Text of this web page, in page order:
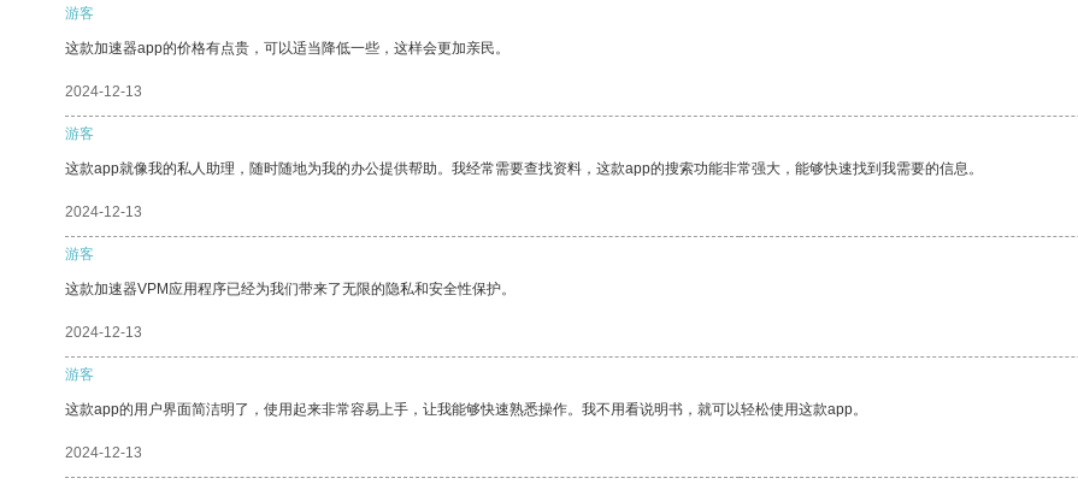
游客
这款加速器app的价格有点贵，可以适当降低一些，这样会更加亲民。
2024-12-13
游客
这款app就像我的私人助理，随时随地为我的办公提供帮助。我经常需要查找资料，这款app的搜索功能非常强大，能够快速找到我需要的信息。
2024-12-13
游客
这款加速器VPM应用程序已经为我们带来了无限的隐私和安全性保护。
2024-12-13
游客
这款app的用户界面简洁明了，使用起来非常容易上手，让我能够快速熟悉操作。我不用看说明书，就可以轻松使用这款app。
2024-12-13